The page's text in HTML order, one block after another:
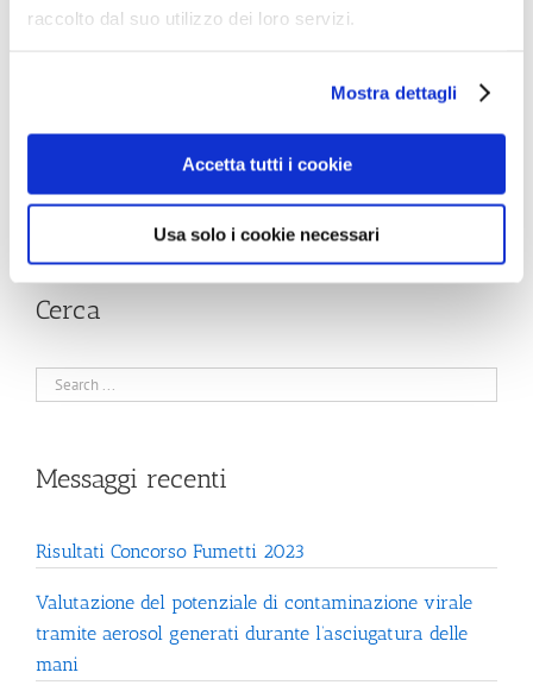
raccolto dal suo utilizzo dei loro servizi.
Mostra dettagli
Accetta tutti i cookie
Usa solo i cookie necessari
Progetti
Cerca
Messaggi recenti
Risultati Concorso Fumetti 2023
Valutazione del potenziale di contaminazione virale
tramite aerosol generati durante l’asciugatura delle
mani